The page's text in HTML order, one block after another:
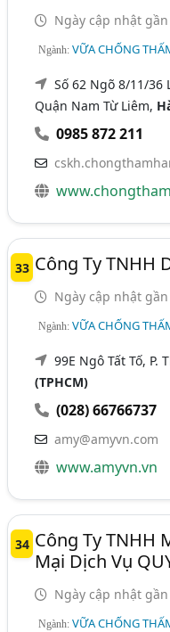
Ngày cập nhật
Ngành:VỮA CHỐNG
Số 62 Ngõ 8/11/36
Quận Nam Từ Liêm,
0985 872 211
33 Công Ty TNHH
Ngày cập nhật
Ngành:VỮA CHỐNG
99E Ngô Tất Tố, P.
(TPHCM)
(028) 66766737
amy@amyvn.com
www.amyvn.vn
34 Công Ty TNHH
Mại Dịch Vụ
Ngày cập nhật
Ngành:VỮA CHỐNG